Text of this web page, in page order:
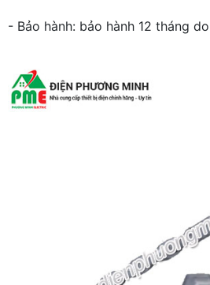
- Bảo hành: bảo hành 12 tháng